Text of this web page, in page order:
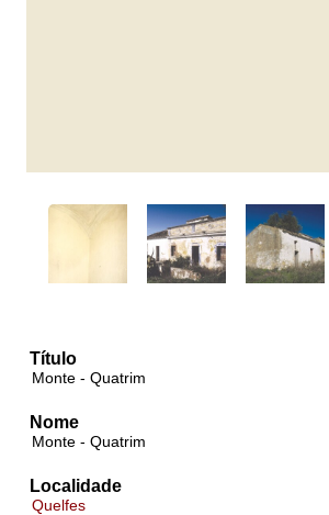
Título
Monte - Quatrim
Nome
Monte - Quatrim
Localidade
Quelfes